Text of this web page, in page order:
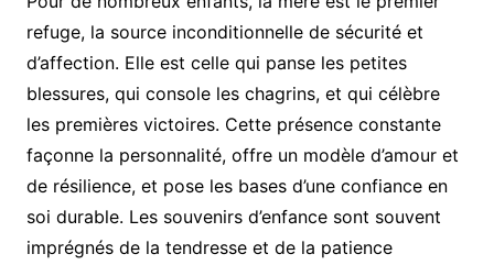
refuge, la source inconditionnelle de sécurité et
d’affection. Elle est celle qui panse les petites
blessures, qui console les chagrins, et qui célèbre
les premières victoires. Cette présence constante
façonne la personnalité, offre un modèle d’amour et
de résilience, et pose les bases d’une confiance en
soi durable. Les souvenirs d’enfance sont souvent
imprégnés de la tendresse et de la patience